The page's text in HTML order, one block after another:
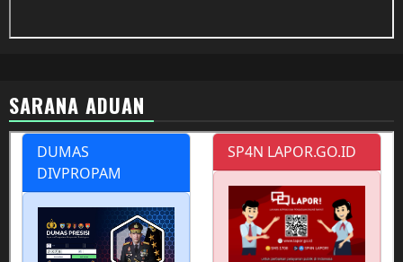
SARANA ADUAN